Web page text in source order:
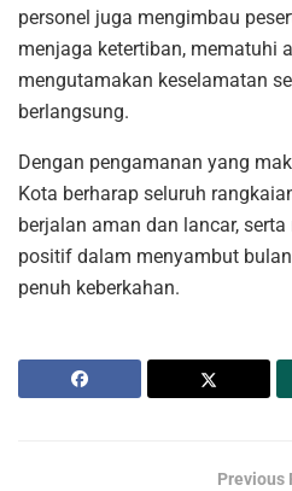
personel juga mengimbau
menjaga ketertiban, mematuhi
mengutamakan keselamatan
berlangsung.
Dengan pengamanan yang
Kota berharap seluruh
berjalan aman dan lancar,
positif dalam menyambut
penuh keberkahan.
Previous